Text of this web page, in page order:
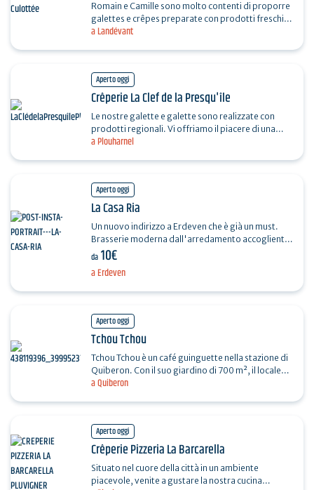
a Landévant
Romain e Camille sono molto contenti di proporre
galettes e crêpes preparate con prodotti freschi e
locali. La loro specialità: un delizioso mix di…
Aperto oggi
a Plouharnel
Crêperie La Clef de la Presqu'île
Le nostre galette e galette sono realizzate con
prodotti regionali. Vi offriamo il piacere di una
cucina locale buona e varia al giusto prezzo.
Aperto oggi
a Erdeven
La Casa Ria
Un nuovo indirizzo a Erdeven che è già un must.
Brasserie moderna dall'arredamento accogliente.
Piatti e cocktail sofisticati. Atmosfera calda e
da 10€
Aperto oggi
a Quiberon
Tchou Tchou
Tchou Tchou è un café guinguette nella stazione di
Quiberon. Con il suo giardino di 700 m², il locale
offre una cucina semplice, prodotti locali,…
Aperto oggi
Crêperie Pizzeria La Barcarella
Situato nel cuore della città in un ambiente
piacevole, venite a gustare la nostra cucina